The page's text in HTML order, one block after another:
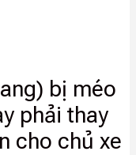
bị méo
phải thay
cho chủ xe